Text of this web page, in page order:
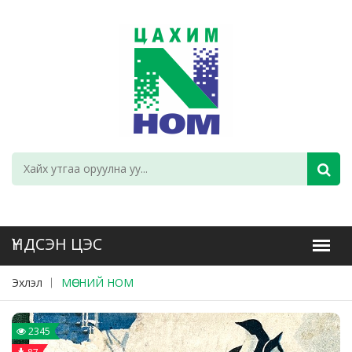
Эхлэл МӨСНИЙ НОМ
2345